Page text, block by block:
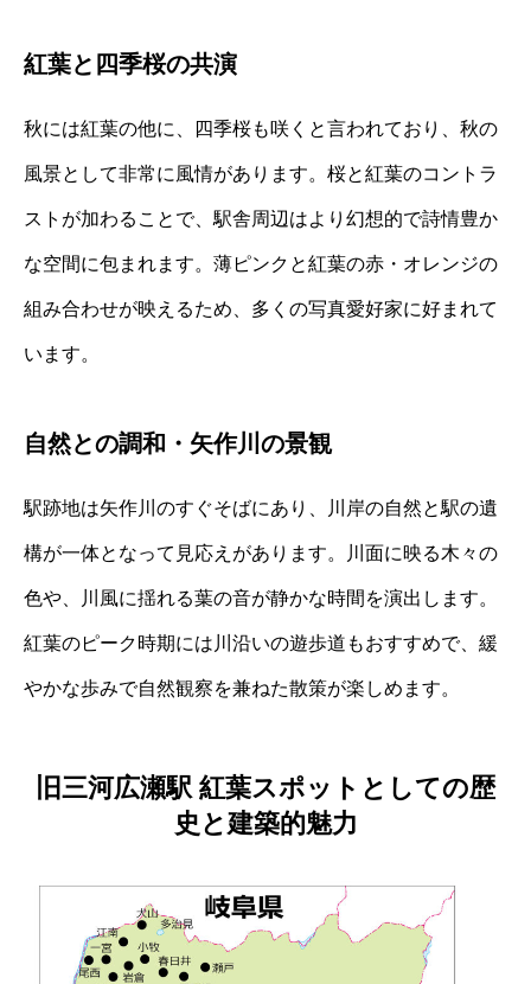
紅葉と四季桜の共演
秋には紅葉の他に、四季桜も咲くと言われており、秋の
風景として非常に風情があります。桜と紅葉のコントラ
ストが加わることで、駅舎周辺はより幻想的で詩情豊か
な空間に包まれます。薄ピンクと紅葉の赤・オレンジの
組み合わせが映えるため、多くの写真愛好家に好まれて
います。
自然との調和・矢作川の景観
駅跡地は矢作川のすぐそばにあり、川岸の自然と駅の遺
構が一体となって見応えがあります。川面に映る木々の
色や、川風に揺れる葉の音が静かな時間を演出します。
紅葉のピーク時期には川沿いの遊歩道もおすすめで、緩
やかな歩みで自然観察を兼ねた散策が楽しめます。
旧三河広瀬駅 紅葉スポットとしての歴
史と建築的魅力